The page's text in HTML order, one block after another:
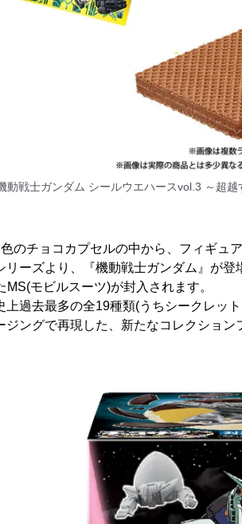
動戦士ガンダム シールウエハースvol.3 ～超越
のチョコカプセルの中から、フィギュ
ーズより、『機動戦士ガンダム』が登
モビルスーツ)が封入されます。
過去最多の全19種類(うちシークレッ
ングで再現した、新たなコレクション